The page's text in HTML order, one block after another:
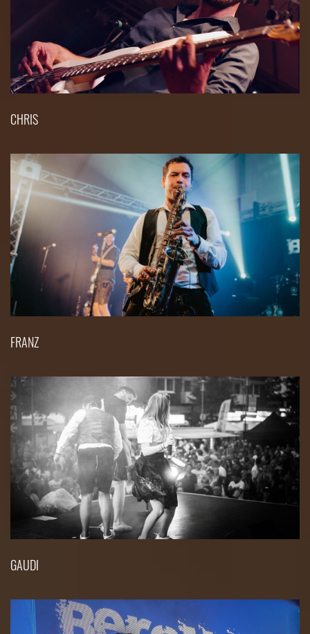
CHRIS
FRANZ
GAUDI